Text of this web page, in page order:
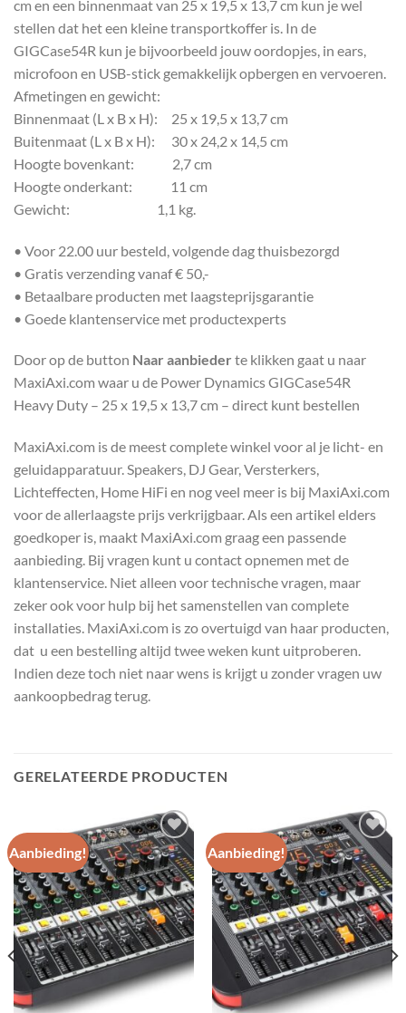
cm en een binnenmaat van 25 x 19,5 x 13,7 cm kun je wel
stellen dat het een kleine transportkoffer is. In de
GIGCase54R kun je bijvoorbeeld jouw oordopjes, in ears,
microfoon en USB-stick gemakkelijk opbergen en vervoeren.
Afmetingen en gewicht:
Binnenmaat (L x B x H): 25 x 19,5 x 13,7 cm
Buitenmaat (L x B x H): 30 x 24,2 x 14,5 cm
Hoogte bovenkant: 2,7 cm
Hoogte onderkant: 11 cm
Gewicht: 1,1 kg.
• Voor 22.00 uur besteld, volgende dag thuisbezorgd
• Gratis verzending vanaf € 50,-
• Betaalbare producten met laagsteprijsgarantie
• Goede klantenservice met productexperts
Door op de button Naar aanbieder te klikken gaat u naar
MaxiAxi.com waar u de Power Dynamics GIGCase54R
Heavy Duty – 25 x 19,5 x 13,7 cm – direct kunt bestellen
MaxiAxi.com is de meest complete winkel voor al je licht- en
geluidapparatuur. Speakers, DJ Gear, Versterkers,
Lichteffecten, Home HiFi en nog veel meer is bij MaxiAxi.com
voor de allerlaagste prijs verkrijgbaar. Als een artikel elders
goedkoper is, maakt MaxiAxi.com graag een passende
aanbieding. Bij vragen kunt u contact opnemen met de
klantenservice. Niet alleen voor technische vragen, maar
zeker ook voor hulp bij het samenstellen van complete
installaties. MaxiAxi.com is zo overtuigd van haar producten,
dat u een bestelling altijd twee weken kunt uitproberen.
Indien deze toch niet naar wens is krijgt u zonder vragen uw
aankoopbedrag terug.
GERELATEERDE PRODUCTEN
Aanbieding!
Toevoegen
aan
wenslijst
Aanbieding!
Toevoegen
aan
wenslijst